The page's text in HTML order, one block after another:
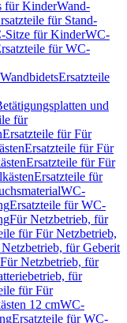
für KinderWand-
für Stand-
Sitze für KinderWC-
für WC-
WandbidetsErsatzteile
und
für
Ersatzteile für Für
Ersatzteile für Für
Ersatzteile für Für
Ersatzteile für
WC-
Ersatzteile für WC-
Für Netzbetrieb, für
für Für Netzbetrieb,
für Geberit
Netzbetrieb, für
für
für Für
12 cmWC-
Ersatzteile für WC-